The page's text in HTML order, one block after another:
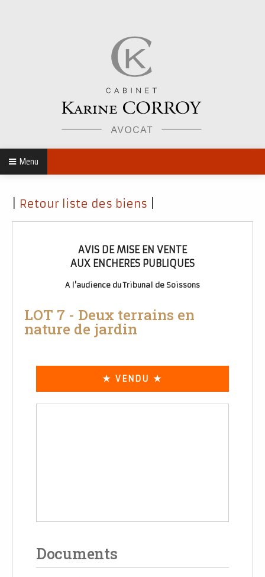
Menu
Retour liste des biens
AVIS DE MISE EN VENTE
AUX ENCHERES PUBLIQUES
A l'audience du Tribunal de Soissons
LOT 7 - Deux terrains en
nature de jardin
★ VENDU ★
Documents